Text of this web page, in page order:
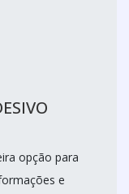
opção para
e